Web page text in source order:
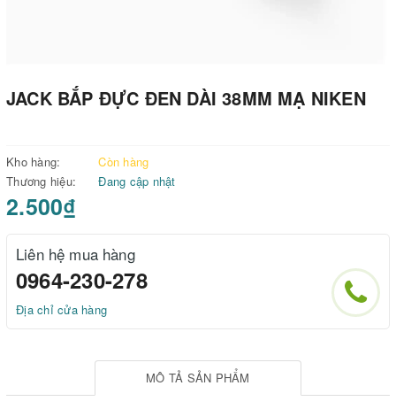
JACK BẮP ĐỰC ĐEN DÀI 38MM MẠ NIKEN
Kho hàng:
Còn hàng
Thương hiệu:
Đang cập nhật
2.500₫
Liên hệ mua hàng
0964-230-278
Địa chỉ cửa hàng
MÔ TẢ SẢN PHẨM